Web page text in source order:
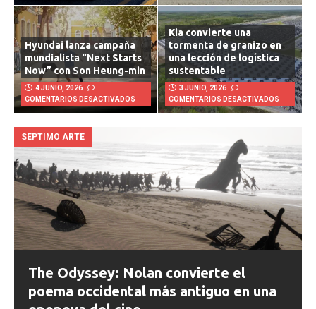
Hyundai lanza campaña
mundialista “Next Starts
Now” con Son Heung-min
4 JUNIO, 2026
COMENTARIOS DESACTIVADOS
Kia convierte una
tormenta de granizo en
una lección de logística
sustentable
3 JUNIO, 2026
COMENTARIOS DESACTIVADOS
SEPTIMO ARTE
The Odyssey: Nolan convierte el
poema occidental más antiguo en una